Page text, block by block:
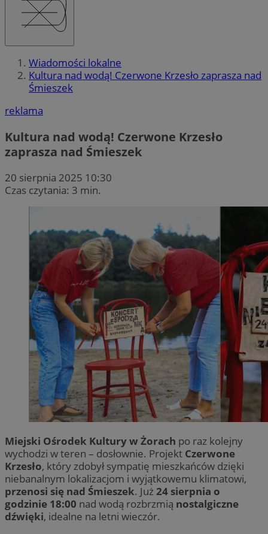
Wiadomości lokalne
Kultura nad wodą! Czerwone Krzesło zaprasza nad
Śmieszek
reklama
Kultura nad wodą! Czerwone Krzesło
zaprasza nad Śmieszek
20 sierpnia 2025 10:30
Czas czytania: 3 min.
Miejski Ośrodek Kultury w Żorach po raz kolejny
wychodzi w teren – dosłownie. Projekt Czerwone
Krzesło, który zdobył sympatię mieszkańców dzięki
niebanalnym lokalizacjom i wyjątkowemu klimatowi,
przenosi się nad Śmieszek. Już24 sierpnia o
godzinie 18:00 nad wodą rozbrzmią nostalgiczne
dźwięki, idealne na letni wieczór.